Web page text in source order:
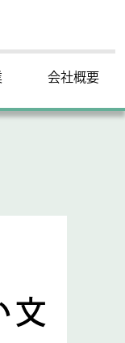
会社概要
文